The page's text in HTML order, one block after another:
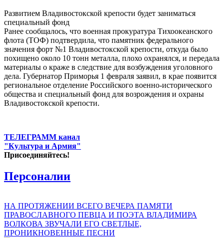
Развитием Владивостокской крепости будет заниматься
специальный фонд
Ранее сообщалось, что военная прокуратура Тихоокеанского
флота (ТОФ) подтвердила, что памятник федерального
значения форт №1 Владивостокской крепости, откуда было
похищено около 10 тонн металла, плохо охранялся, и передала
материалы о краже в следствие для возбуждения уголовного
дела. Губернатор Приморья 1 февраля заявил, в крае появится
региональное отделение Российского военно-исторического
общества и специальный фонд для возрождения и охраны
Владивостокской крепости.
ТЕЛЕГРАММ канал
"Культура и Армия"
Присоединяйтесь!
Персоналии
НА ПРОТЯЖЕНИИ ВСЕГО ВЕЧЕРА ПАМЯТИ
ПРАВОСЛАВНОГО ПЕВЦА И ПОЭТА ВЛАДИМИРА
ВОЛКОВА ЗВУЧАЛИ ЕГО СВЕТЛЫЕ,
ПРОНИКНОВЕННЫЕ ПЕСНИ